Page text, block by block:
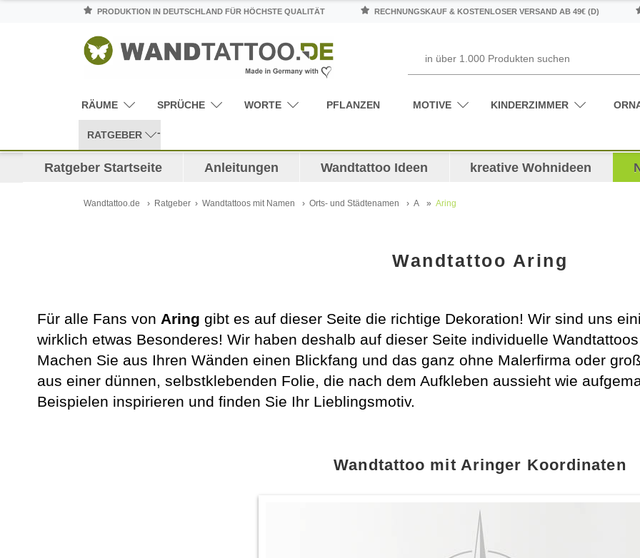
PRODUKTION IN DEUTSCHLAND FÜR HÖCHSTE QUALITÄT RECHNUNGSKAUF & KOSTENLOSER VERSAND AB 49€ (D)
RÄUME SPRÜCHE WORTE PFLANZEN MOTIVE KINDERZIMMER
RATGEBER
Ratgeber Startseite Anleitungen Wandtattoo Ideen kreative Wohnideen
Wandtattoo.de Ratgeber Wandtattoos mit Namen Orts- und Städtenamen A Aring
Wandtattoo Aring
Für alle Fans von Aring gibt es auf dieser Seite die richtige Dekoration! Wir sind uns
wirklich etwas Besonderes! Wir haben deshalb auf dieser Seite individuelle
Machen Sie aus Ihren Wänden einen Blickfang und das ganz ohne Malerfirma oder
aus einer dünnen, selbstklebenden Folie, die nach dem Aufkleben aussieht wie
Beispielen inspirieren und finden Sie Ihr Lieblingsmotiv.
Wandtattoo mit Aringer Koordinaten